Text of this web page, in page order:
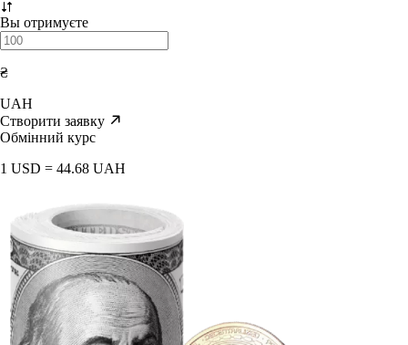
Вы отримуєте
₴
UAH
Створити заявку
Обмінний курс
1 USD = 44.68 UAH